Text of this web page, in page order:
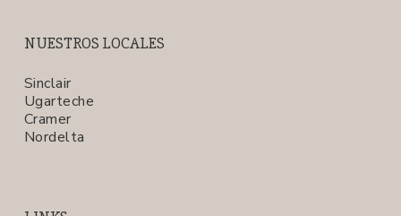
NUESTROS LOCALES
Sinclair
Ugarteche
Cramer
Nordelta